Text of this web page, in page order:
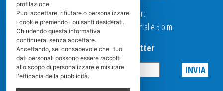
I nostri uffici sono aperti
dal Lunedi al Venerdi dalle 9 a.m alle 5 p.m.
Iscriviti alla Newsletter
Privacy
profilazione.
Puoi accettare, rifiutare o personalizzare
i cookie premendo i pulsanti desiderati.
Chiudendo questa informativa
continuerai senza accettare.
Accettando, sei consapevole che i tuoi
dati personali possono essere raccolti
allo scopo di personalizzare e misurare
l'efficacia della pubblicità.